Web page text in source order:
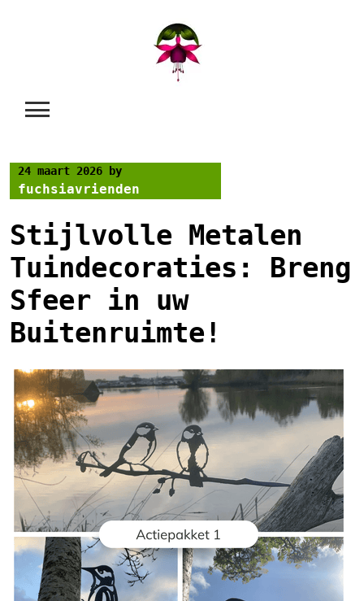
24 maart 2026 by
fuchsiavrienden
Stijlvolle Metalen
Tuindecoraties: Breng
Sfeer in uw
Buitenruimte!